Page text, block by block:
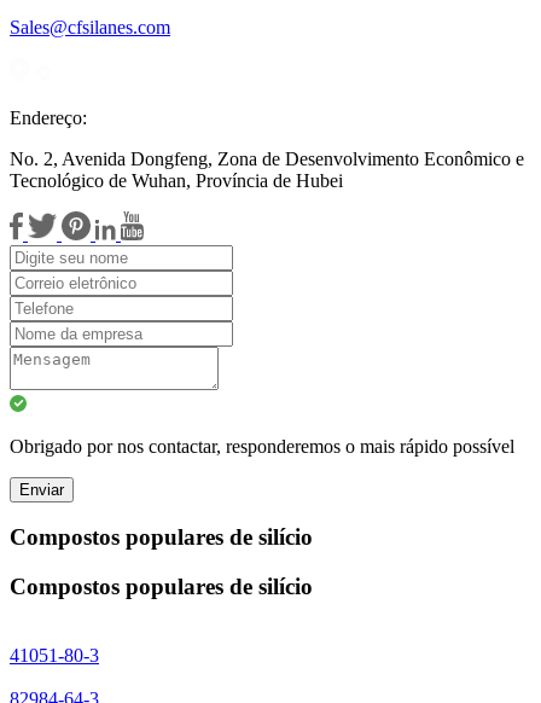
Sales@cfsilanes.com
Endereço:
No. 2, Avenida Dongfeng, Zona de Desenvolvimento Econômico e
Tecnológico de Wuhan, Província de Hubei
Obrigado por nos contactar, responderemos o mais rápido possível
Enviar
Compostos populares de silício
Compostos populares de silício
41051-80-3
82984-64-3